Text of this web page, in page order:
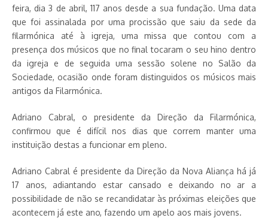
feira, dia 3 de abril, 117 anos desde a sua fundação. Uma data
que foi assinalada por uma procissão que saiu da sede da
filarmónica até à igreja, uma missa que contou com a
presença dos músicos que no final tocaram o seu hino dentro
da igreja e de seguida uma sessão solene no Salão da
Sociedade, ocasião onde foram distinguidos os músicos mais
antigos da Filarmónica.
Adriano Cabral, o presidente da Direção da Filarmónica,
confirmou que é difícil nos dias que correm manter uma
instituição destas a funcionar em pleno.
Adriano Cabral é presidente da Direção da Nova Aliança há já
17 anos, adiantando estar cansado e deixando no ar a
possibilidade de não se recandidatar às próximas eleições que
acontecem já este ano, fazendo um apelo aos mais jovens.